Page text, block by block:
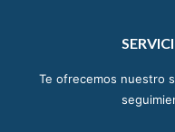
Te ofrecemos nuestro